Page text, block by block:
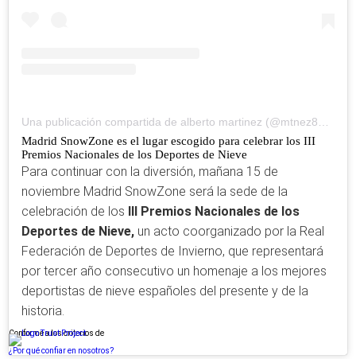
Madrid SnowZone es el lugar escogido para celebrar los III
Premios Nacionales de los Deportes de Nieve
Para continuar con la diversión, mañana 15 de
noviembre Madrid SnowZone será la sede de la
celebración de los III Premios Nacionales de los
Deportes de Nieve, un acto coorganizado por la Real
Federación de Deportes de Invierno, que representará
por tercer año consecutivo un homenaje a los mejores
deportistas de nieve españoles del presente y de la
historia.
Conforme a los criterios de
¿Por qué confiar en nosotros?